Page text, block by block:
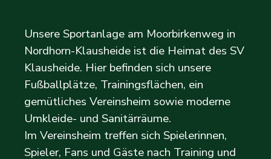
Unsere Sportanlage am Moorbirkenweg in
Nordhorn-Klausheide ist die Heimat des SV
Klausheide. Hier befinden sich unsere
Fußballplätze, Trainingsflächen, ein
gemütliches Vereinsheim sowie moderne
Umkleide- und Sanitärräume.
Im Vereinsheim treffen sich Spielerinnen,
Spieler, Fans und Gäste nach Training und